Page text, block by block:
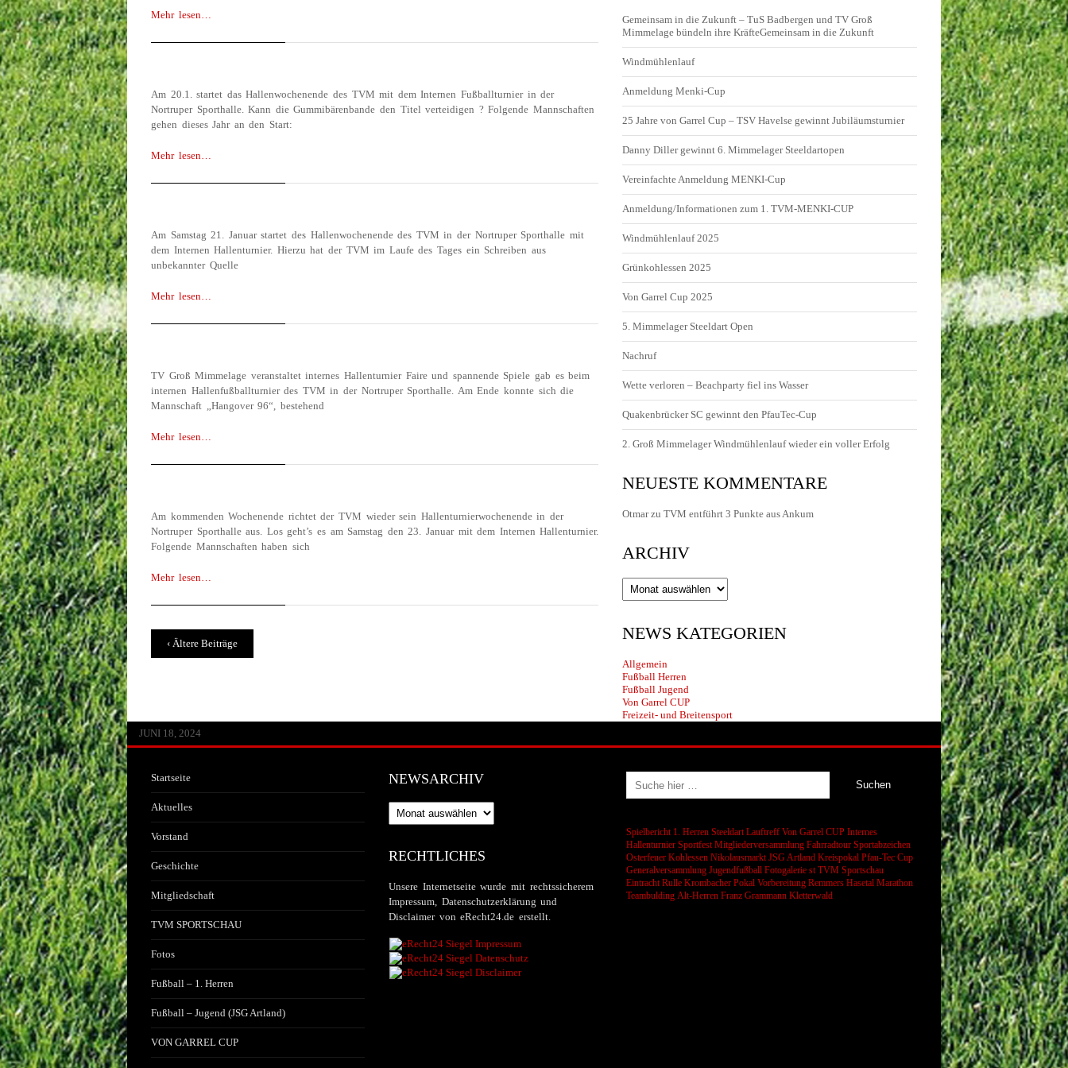
Mehr lesen…
GUMMIBÄRENBANDE TITELVERTEIDIGER
Am 20.1. startet das Hallenwochenende des TVM mit dem Internen Fußballturnier in der
Nortruper Sporthalle. Kann die Gummibärenbande den Titel verteidigen ? Folgende Mannschaften
gehen dieses Jahr an den Start:
Mehr lesen…
BÄRPRESSERSCHREIBEN
Am Samstag 21. Januar startet des Hallenwochenende des TVM in der Nortruper Sporthalle mit
dem Internen Hallenturnier. Hierzu hat der TVM im Laufe des Tages ein Schreiben aus
unbekannter Quelle
Mehr lesen…
EN POKAL
TV Groß Mimmelage veranstaltet internes Hallenturnier Faire und spannende Spiele gab es beim
internen Hallenfußballturnier des TVM in der Nortruper Sporthalle. Am Ende konnte sich die
Mannschaft „Hangover 96“, bestehend
Mehr lesen…
Am kommenden Wochenende richtet der TVM wieder sein Hallenturnierwochenende in der
Nortruper Sporthalle aus. Los geht’s es am Samstag den 23. Januar mit dem Internen Hallenturnier.
Folgende Mannschaften haben sich
Mehr lesen…
‹ Ältere Beiträge
Gemeinsam in die Zukunft – TuS Badbergen und TV Groß
Mimmelage bündeln ihre KräfteGemeinsam in die Zukunft
JUNI 13, 2026
Windmühlenlauf
MAI 30, 2026
Anmeldung Menki-Cup
APRIL 29, 2026
25 Jahre von Garrel Cup – TSV Havelse gewinnt Jubiläumsturnier
FEBRUAR 14, 2026
Danny Diller gewinnt 6. Mimmelager Steeldartopen
JANUAR 22, 2026
Vereinfachte Anmeldung MENKI-Cup
JULI 20, 2025
Anmeldung/Informationen zum 1. TVM-MENKI-CUP
JULI 1, 2025
Windmühlenlauf 2025
JUNI 17, 2025
Grünkohlessen 2025
JANUAR 25, 2025
Von Garrel Cup 2025
JANUAR 25, 2025
5. Mimmelager Steeldart Open
JANUAR 25, 2025
Nachruf
OKTOBER 25, 2024
Wette verloren – Beachparty fiel ins Wasser
AUGUST 8, 2024
Quakenbrücker SC gewinnt den PfauTec-Cup
JULI 3, 2024
2. Groß Mimmelager Windmühlenlauf wieder ein voller Erfolg
JUNI 18, 2024
NEUESTE KOMMENTARE
OtmarzuTVM entführt 3 Punkte aus Ankum
ARCHIV
Archiv
NEWS KATEGORIEN
Allgemein
Fußball Herren
Fußball Jugend
Von Garrel CUP
Freizeit- und Breitensport
Startseite
Aktuelles
Vorstand
Geschichte
Mitgliedschaft
TVM SPORTSCHAU
Fotos
Fußball – 1. Herren
Fußball – Jugend (JSG Artland)
VON GARREL CUP
NEWSARCHIV
Newsarchiv
RECHTLICHES
Unsere Internetseite wurde mit rechtssicherem
Impressum, Datenschutzerklärung und
Disclaimer von eRecht24.de erstellt.
Spielbericht 1. Herren Steeldart Lauftreff Von Garrel CUP Internes
Hallenturnier Sportfest Mitgliederversammlung Fahrradtour Sportabzeichen
Osterfeuer Kohlessen Nikolausmarkt JSG Artland Kreispokal Pfau-Tec Cup
Generalversammlung Jugendfußball Fotogalerie st TVM Sportschau
Eintracht Rulle Krombacher Pokal Vorbereitung Remmers Hasetal Marathon
Teambulding Alt-Herren Franz Grammann Kletterwald